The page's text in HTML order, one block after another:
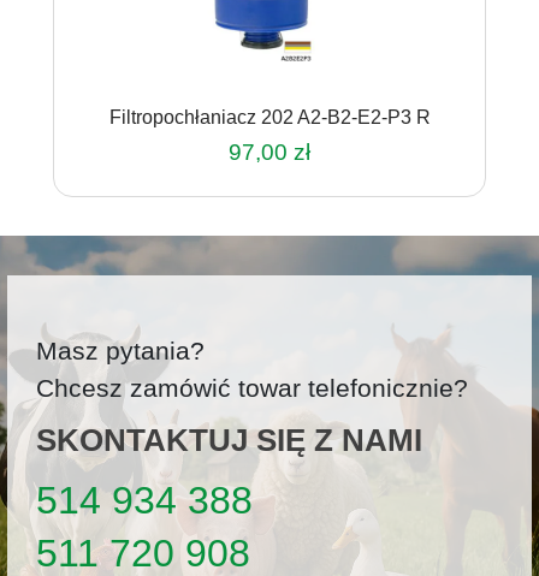
Opcje
można
wybrać
stronie
produktu
Filtropochłaniacz 202 A2-B2-E2-P3 R
97,00 zł
Masz pytania?
Chcesz zamówić towar telefonicznie?
SKONTAKTUJ SIĘ Z NAMI
514 934 388
511 720 908